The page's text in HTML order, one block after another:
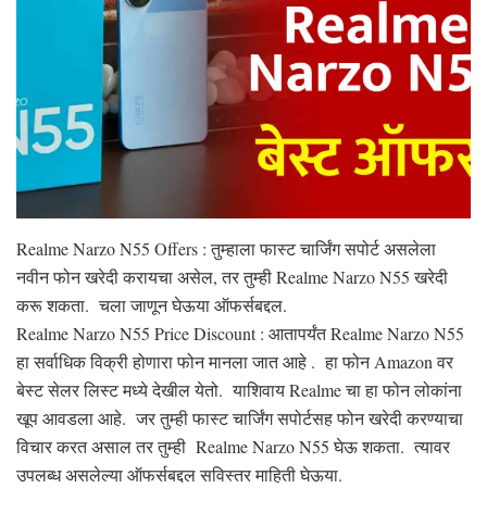
Realme Narzo N55 Offers : तुम्हाला फास्ट चार्जिंग सपोर्ट असलेला
नवीन फोन खरेदी करायचा असेल, तर तुम्ही Realme Narzo N55 खरेदी
करू शकता. चला जाणून घेऊया ऑफर्सबद्दल.
Realme Narzo N55 Price Discount : आतापर्यंत Realme Narzo N55
हा सर्वाधिक विक्री होणारा फोन मानला जात आहे . हा फोन Amazon वर
बेस्ट सेलर लिस्ट मध्ये देखील येतो. याशिवाय Realme चा हा फोन लोकांना
खूप आवडला आहे. जर तुम्ही फास्ट चार्जिंग सपोर्टसह फोन खरेदी करण्याचा
विचार करत असाल तर तुम्ही Realme Narzo N55 घेऊ शकता. त्यावर
उपलब्ध असलेल्या ऑफर्सबद्दल सविस्तर माहिती घेऊया.